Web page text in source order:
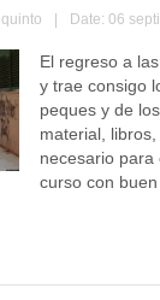
Date: 06
El regreso a
y trae consigo
peques y de
material,
necesario
curso con